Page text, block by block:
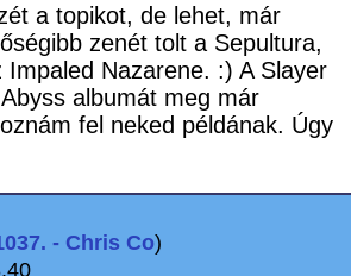
a topikot, de lehet, már
zenét tolt a Sepultura,
Impaled Nazarene. :) A Slayer
albumát meg már
fel neked példának. Úgy
- Chris Co)